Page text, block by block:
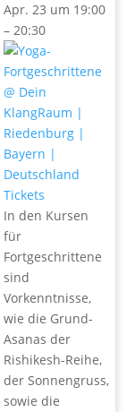
Apr. 23 um 19:00
– 20:30
Tickets
In den Kursen
für
Fortgeschrittene
sind
Vorkenntnisse,
wie die Grund-
Asanas der
Rishikesh-Reihe,
der Sonnengruss,
sowie die